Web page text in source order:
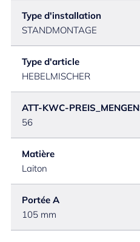
Type d'installation
STANDMONTAGE
Type d'article
HEBELMISCHER
ATT-KWC-
56
Matière
Laiton
Portée A
105 mm